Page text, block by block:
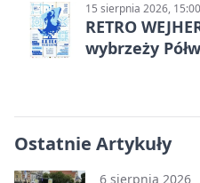
15 sierpnia 2026, 15:00
RETRO
wybrzeży
Ostatnie Artykuły
6 sierpnia 2026